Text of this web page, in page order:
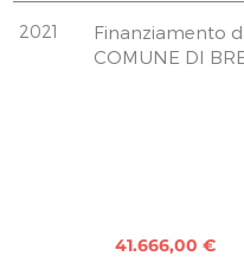
EROGAZIONI
2021
Finanziamento
COMUNE DI
41.666,00 €